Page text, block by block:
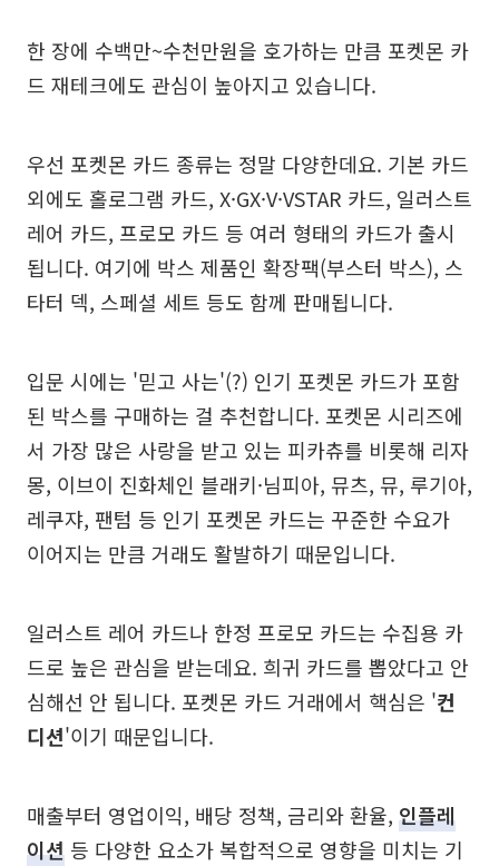
한 장에 수백만~수천만원을 호가하는 만큼 포켓몬 카
드 재테크에도 관심이 높아지고 있습니다.
우선 포켓몬 카드 종류는 정말 다양한데요. 기본 카드
외에도 홀로그램 카드, X·GX·V·VSTAR 카드, 일러스트
레어 카드, 프로모 카드 등 여러 형태의 카드가 출시
됩니다. 여기에 박스 제품인 확장팩(부스터 박스), 스
타터 덱, 스페셜 세트 등도 함께 판매됩니다.
입문 시에는 '믿고 사는'(?) 인기 포켓몬 카드가 포함
된 박스를 구매하는 걸 추천합니다. 포켓몬 시리즈에
서 가장 많은 사랑을 받고 있는 피카츄를 비롯해 리자
몽, 이브이 진화체인 블래키·님피아, 뮤츠, 뮤, 루기아,
레쿠쟈, 팬텀 등 인기 포켓몬 카드는 꾸준한 수요가
이어지는 만큼 거래도 활발하기 때문입니다.
일러스트 레어 카드나 한정 프로모 카드는 수집용 카
드로 높은 관심을 받는데요. 희귀 카드를 뽑았다고 안
심해선 안 됩니다. 포켓몬 카드 거래에서 핵심은 '컨
디션'이기 때문입니다.
매출부터 영업이익, 배당 정책, 금리와 환율, 인플레
이션 등 다양한 요소가 복합적으로 영향을 미치는 기